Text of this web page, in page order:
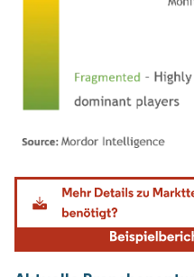
Bild © Mordor Intelligence.